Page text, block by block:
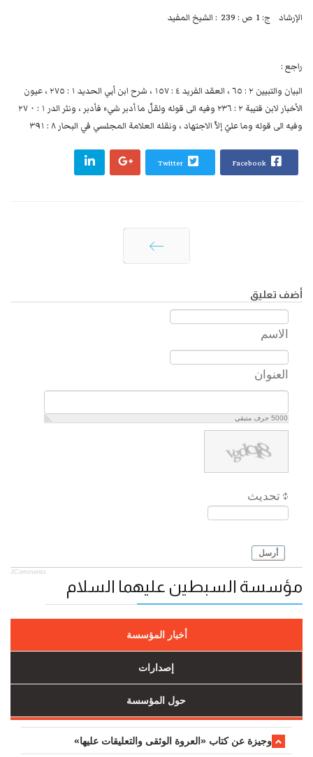
الإرشاد ج: 1 ص : 239 : الشيخ المفيد
راجع :
البيان والتبيين ٢ : ٦٥ ، العقد الفريد ٤ : ١٥٧ ، شرح ابن أبي الحديد ١ : ٢٧٥ ، عيون
الأخبار لابن قتيبة ٢ : ٢٣٦ وفيه الى قوله ولقلّ ما أدبر شيء فأدبر ، ونثر الدر ١ : ٠ ٢٧
وفيه الى قوله وما عليً إلاّ الاجتهاد ، ونقله العلامة المجلسي في البحار ٨ : ٣٩١
أضف تعليق
الاسم
العنوان
5000 حرف متبقي
تحديث
أرسل
JComments
مؤسسة السبطين عليهما السلام
أخبار المؤسسة
إصدارات
حول المؤسسة
وجیزة عن کتاب «العروة الوثقی والتعلیقات علیها»